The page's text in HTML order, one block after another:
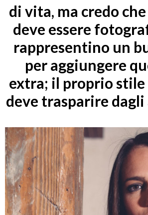
di vita, ma credo
deve essere
rappresentino un
per aggiungere
extra; il proprio stile
deve trasparire dagli